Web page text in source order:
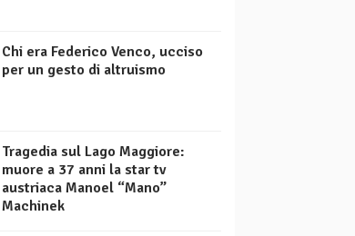
Chi era Federico Venco, ucciso
per un gesto di altruismo
Tragedia sul Lago Maggiore:
muore a 37 anni la star tv
austriaca Manoel “Mano”
Machinek